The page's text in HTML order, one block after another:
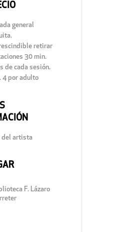
general
retirar
30 min.
de cada sesión.
4 por adulto
del artista
F. Lázaro